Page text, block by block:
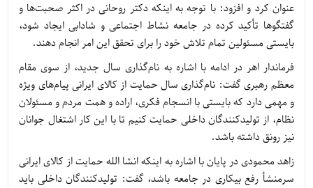
عنوان کرد و افزود: با توجه به اینکه دکتر روحانی در اکثر صحبت‌ها و
گفتگوها تأکید کرده در جامعه نشاط اجتماعی و شادابی ایجاد شود،
بایستی مسئولین تمام تلاش خود را برای تحقق این امر انجام دهند.
فرماندار اهر در ادامه با اشاره به نام‌گذاری سال جدید، از سوی مقام
معظم رهبری گفت: نام‌گذاری سال حمایت از کالای ایرانی پیام‌های ویژه
و مهمی دارد که بایستی با انسجام فکری، اراده و همت مردم و مسئولان
نظام، از تولیدکنندگان داخلی حمایت کنیم تا با این کار اشتغال جوانان
نیز رونق داشته باشد.
زاهد محمودی در پایان با اشاره به اینکه انشا الله حمایت از کالای ایرانی
سرمنشأ رفع بیکاری در جامعه باشد، گفت: تولیدکنندگان داخلی باید